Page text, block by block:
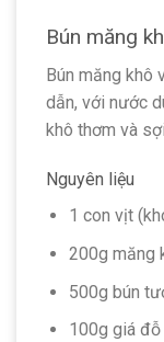
Bún măng
Bún măng khô
dẫn, với nước
khô thơm và
Nguyên liệu
1 con vịt
200g măng
500g bún
100g giá đỗ